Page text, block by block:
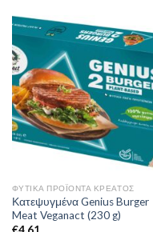
ΦΥΤΙΚΆ ΠΡΟΪΌΝΤΑ ΚΡΈΑΤΟΣ
Κατεψυγμένα Genius Burger
Meat Veganact (230 g)